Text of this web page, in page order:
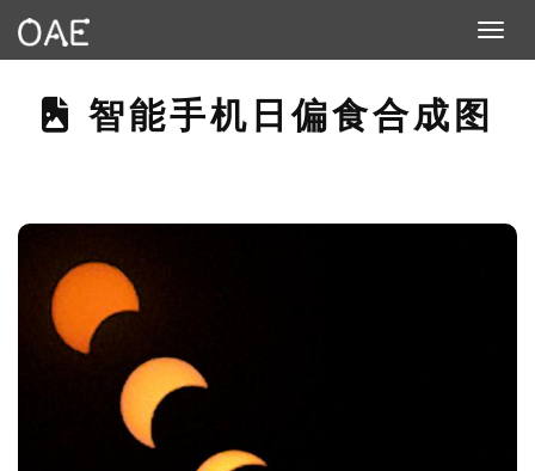
Toggle
THIS PAGE
智能手机日偏食合成图